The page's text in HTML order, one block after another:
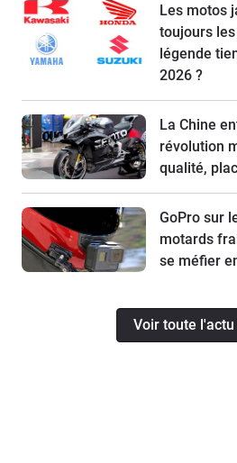
Les motos
toujours
légende
2026 ?
La Chine
révolution
qualité,
GoPro sur
motards
se méfier
Voir toute